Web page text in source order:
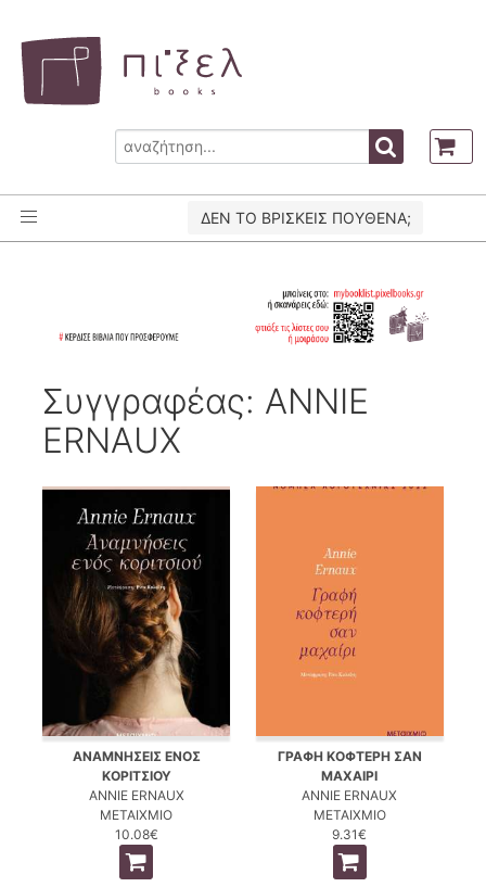
ΔΕΝ ΤΟ ΒΡΙΣΚΕΙΣ ΠΟΥΘΕΝΑ;
Συγγραφέας: ANNIE
ERNAUX
ΑΝΑΜΝΗΣΕΙΣ ΕΝΟΣ
ΚΟΡΙΤΣΙΟΥ
ANNIE ERNAUX
ΜΕΤΑΙΧΜΙΟ
10.08€
ΓΡΑΦΗ ΚΟΦΤΕΡΗ ΣΑΝ
ΜΑΧΑΙΡΙ
ANNIE ERNAUX
ΜΕΤΑΙΧΜΙΟ
9.31€